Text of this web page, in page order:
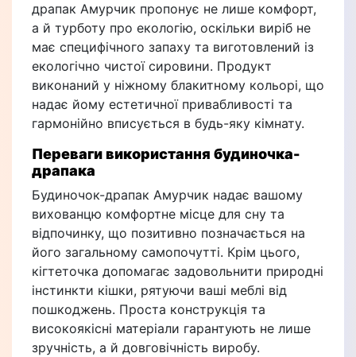
драпак Амурчик пропонує не лише комфорт,
а й турботу про екологію, оскільки виріб не
має специфічного запаху та виготовлений із
екологічно чистої сировини. Продукт
виконаний у ніжному блакитному кольорі, що
надає йому естетичної привабливості та
гармонійно вписується в будь-яку кімнату.
Переваги використання будиночка-
драпака
Будиночок-драпак Амурчик надає вашому
вихованцю комфортне місце для сну та
відпочинку, що позитивно позначається на
його загальному самопочутті. Крім цього,
кігтеточка допомагає задовольнити природні
інстинкти кішки, рятуючи ваші меблі від
пошкоджень. Проста конструкція та
високоякісні матеріали гарантують не лише
зручність, а й довговічність виробу.